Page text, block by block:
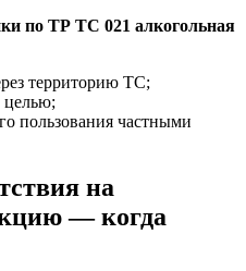
по ТР ТС 021 алкогольная
территорию ТС;
целью;
пользования частными
на
— когда